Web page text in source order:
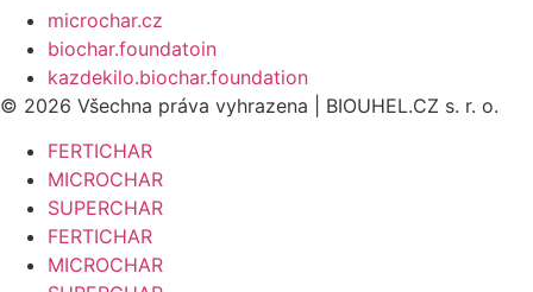
microchar.cz
biochar.foundatoin
kazdekilo.biochar.foundation
© 2026 Všechna práva vyhrazena | BIOUHEL.CZ s. r. o.
FERTICHAR
MICROCHAR
SUPERCHAR
FERTICHAR
MICROCHAR